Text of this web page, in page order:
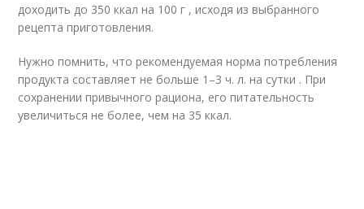
доходить до 350 ккал на 100 г , исходя из выбранного
рецепта приготовления.
Нужно помнить, что рекомендуемая норма потребления
продукта составляет не больше 1–3 ч. л. на сутки . При
сохранении привычного рациона, его питательность
увеличиться не более, чем на 35 ккал.